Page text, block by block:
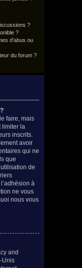
?
?
d’abus ou
du forum ?
faire, mais
limiter la
inscrits.
avoir
qui ne
que
de
à
ne vous
nous vous
and
Unis